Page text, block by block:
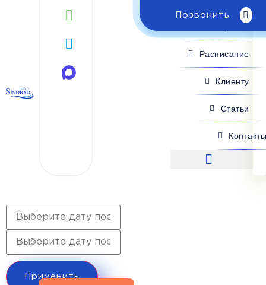
Позвонить
Расписание
Клиенту
Статьи
Применить